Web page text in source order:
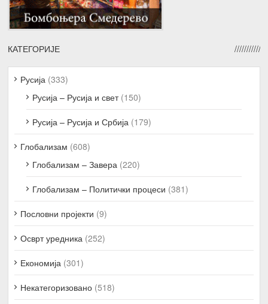
КАТЕГОРИЈЕ
Русија (333)
Русија – Русија и свет(150)
Русија – Русија и Србија (179)
Глобализам (608)
Глобализам – Завера (220)
Глобализам – Политички процеси (381)
Пословни пројекти (9)
Осврт уредника (252)
Економија (301)
Некатегоризовано (518)